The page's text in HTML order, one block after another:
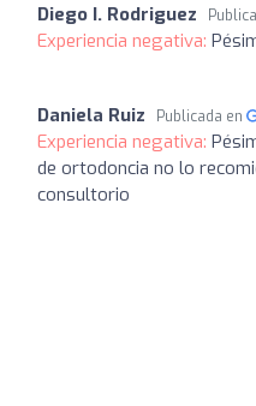
Diego I. Rodriguez
Experiencia negativa:
Daniela Ruiz Publicada en
Experiencia negativa:
de ortodoncia no lo
consultorio